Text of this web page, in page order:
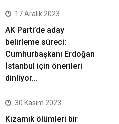
17 Aralık 2023
AK Parti’de aday
belirleme süreci:
Cumhurbaşkanı Erdoğan
İstanbul için önerileri
dinliyor…
30 Kasım 2023
Kızamık ölümleri bir